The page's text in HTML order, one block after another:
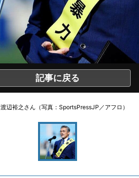
記事に戻る
渡辺裕之さん（写真：SportsPressJP／アフロ）